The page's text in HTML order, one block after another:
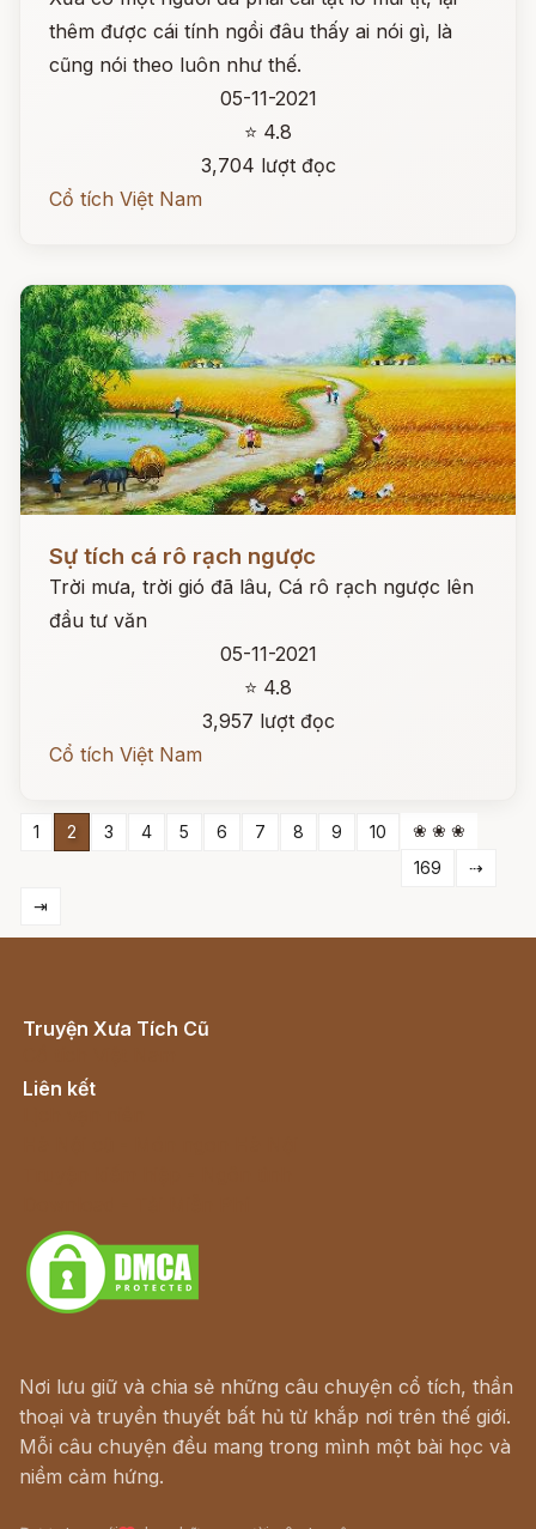
thêm được cái tính ngồi đâu thấy ai nói gì, là
cũng nói theo luôn như thế.
05-11-2021
⭐ 4.8
3,704 lượt đọc
Cổ tích Việt Nam
Sự tích cá rô rạch ngược
Trời mưa, trời gió đã lâu, Cá rô rạch ngược lên
đầu tư văn
05-11-2021
⭐ 4.8
3,957 lượt đọc
Cổ tích Việt Nam
1 2 3 4 5 6 7 8 9 10
❀ ❀ ❀
169
⇢
⇥
Truyện Xưa Tích Cũ
Liên kết
Nơi lưu giữ và chia sẻ những câu chuyện cổ tích, thần
thoại và truyền thuyết bất hủ từ khắp nơi trên thế giới.
Mỗi câu chuyện đều mang trong mình một bài học và
niềm cảm hứng.